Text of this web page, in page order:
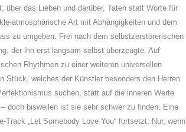
über das Lieben und darüber, Taten statt Worte für
atmosphärische Art mit Abhängigkeiten und dem
zu umgeben. Frei nach dem selbstzerstörerischen
der ihn erst langsam selbst überzeugte. Auf
Rhythmen zu einer weiteren universellen
Stück, welches der Künstler besonders den Herren
suchen, statt auf die inneren Werte
doch bisweilen ist sie sehr schwer zu finden. Eine
„Let Somebody Love You“ fortsetzt: Nur, wenn